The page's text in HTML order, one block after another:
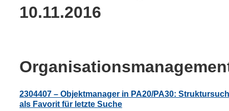
10.11.2016
2304407 – Objektmanager in PA20/PA30:
als Favorit für letzte Suche